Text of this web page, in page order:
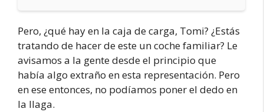
Pero, ¿qué hay en la caja de carga, Tomi? ¿Estás
tratando de hacer de este un coche familiar? Le
avisamos a la gente desde el principio que
había algo extraño en esta representación. Pero
en ese entonces, no podíamos poner el dedo en
la llaga.